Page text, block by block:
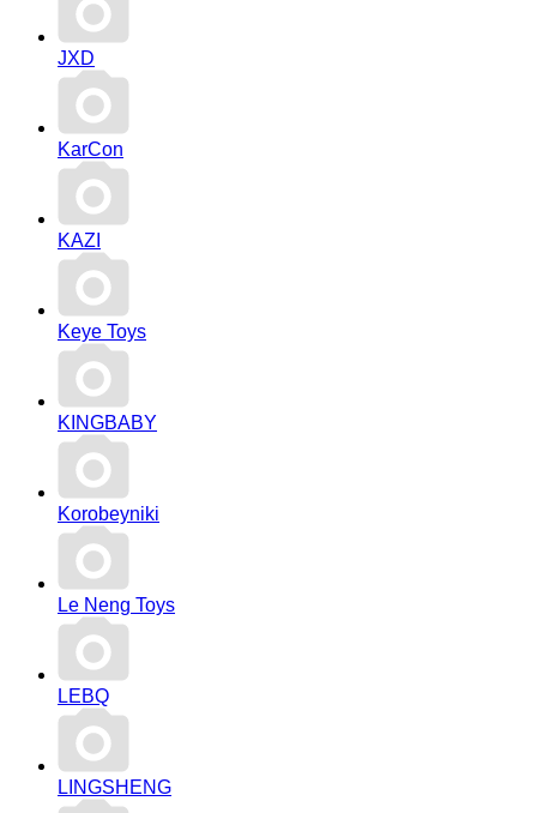
JXD
KarCon
KAZI
Keye Toys
KINGBABY
Korobeyniki
Le Neng Toys
LEBQ
LINGSHENG